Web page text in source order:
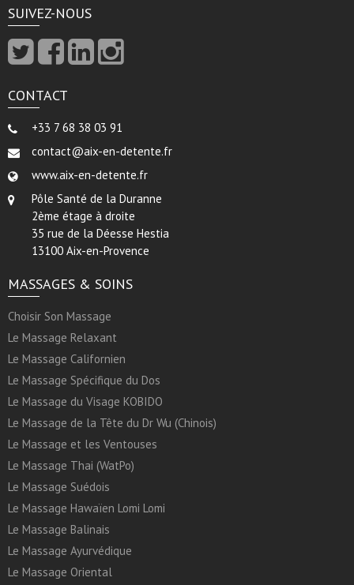
SUIVEZ-NOUS
CONTACT
+33 7 68 38 03 91
contact@aix-en-detente.fr
www.aix-en-detente.fr
Pôle Santé de la Duranne
2ème étage à droite
35 rue de la Déesse Hestia
13100 Aix-en-Provence
MASSAGES & SOINS
Choisir Son Massage
Le Massage Relaxant
Le Massage Californien
Le Massage Spécifique du Dos
Le Massage du Visage KOBIDO
Le Massage de la Tête du Dr Wu (Chinois)
Le Massage et les Ventouses
Le Massage Thai (WatPo)
Le Massage Suédois
Le Massage Hawaïen Lomi Lomi
Le Massage Balinais
Le Massage Ayurvédique
Le Massage Oriental